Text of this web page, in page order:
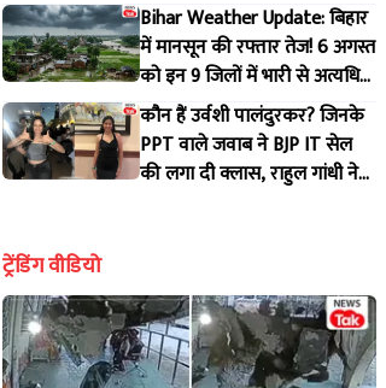
Bihar Weather Update: बिहार
में मानसून की रफ्तार तेज! 6 अगस्त
को इन 9 जिलों में भारी से अत्यधिक
भारी बारिश की चेतावनी, जानें
अपने जिले का हाल!
कौन हैं उर्वशी पालंदुरकर? जिनके
PPT वाले जवाब ने BJP IT सेल
की लगा दी क्लास, राहुल गांधी ने
ट्रेंडिंग वीडियो